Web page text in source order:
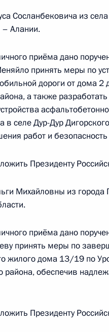
Президента
2018 года
мер по итогам личного
автономного округа,
начальником
Президента
19:51
области,
первым
Федерации
по приёму
19:50
Сосланбековича из
– Алании.
приёма дано
принять меры по
дороги от дома
а также
в селе Дур-Дур
работ и
Президенту
Михайловны из города
приёма дано
принять меры по
жилого дома 13/19 по
района, обеспечив
Президенту